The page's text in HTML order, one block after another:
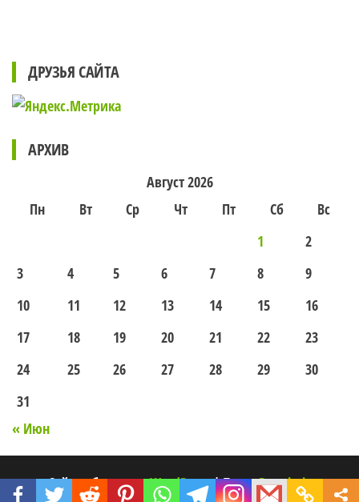
ДРУЗЬЯ САЙТА
АРХИВ
Август 2026
Пн
Вт Ср Чт Пт Сб
Вс
1
2
3
4 5 6 7 8
9
10
11 12 13 14 15
16
17
18 19 20 21 22
23
24
25 26 27 28 29
30
31
« Июн
Сайт работает наWordPress|Тема:Popularis